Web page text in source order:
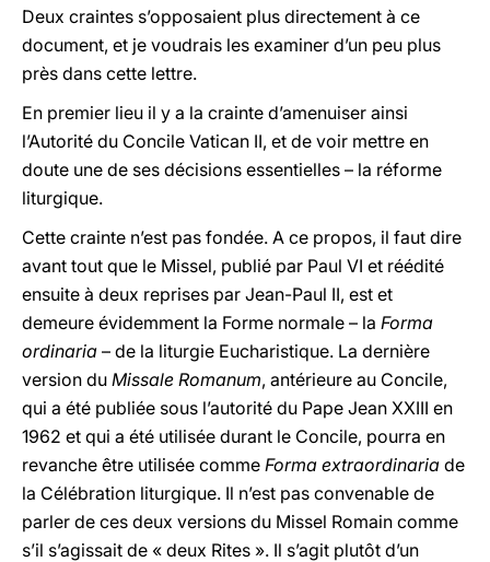
Deux craintes s’opposaient plus directement à ce
document, et je voudrais les examiner d’un peu plus
près dans cette lettre.
En premier lieu il y a la crainte d’amenuiser ainsi
l’Autorité du Concile Vatican II, et de voir mettre en
doute une de ses décisions essentielles – la réforme
liturgique.
Cette crainte n’est pas fondée. A ce propos, il faut dire
avant tout que le Missel, publié par Paul VI et réédité
ensuite à deux reprises par Jean-Paul II, est et
demeure évidemment la Forme normale – la Forma
ordinaria – de la liturgie Eucharistique. La dernière
version du Missale Romanum, antérieure au Concile,
qui a été publiée sous l’autorité du Pape Jean XXIII en
1962 et qui a été utilisée durant le Concile, pourra en
revanche être utilisée comme Forma extraordinaria de
la Célébration liturgique. Il n’est pas convenable de
parler de ces deux versions du Missel Romain comme
s’il s’agissait de « deux Rites ». Il s’agit plutôt d’un